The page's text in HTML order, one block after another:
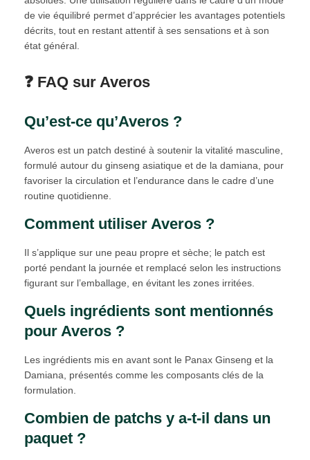
de vie équilibré permet d’apprécier les avantages potentiels
décrits, tout en restant attentif à ses sensations et à son
état général.
❓ FAQ sur Averos
Qu’est-ce qu’Averos ?
Averos est un patch destiné à soutenir la vitalité masculine,
formulé autour du ginseng asiatique et de la damiana, pour
favoriser la circulation et l’endurance dans le cadre d’une
routine quotidienne.
Comment utiliser Averos ?
Il s’applique sur une peau propre et sèche; le patch est
porté pendant la journée et remplacé selon les instructions
figurant sur l’emballage, en évitant les zones irritées.
Quels ingrédients sont mentionnés
pour Averos ?
Les ingrédients mis en avant sont le Panax Ginseng et la
Damiana, présentés comme les composants clés de la
formulation.
Combien de patchs y a-t-il dans un
paquet ?